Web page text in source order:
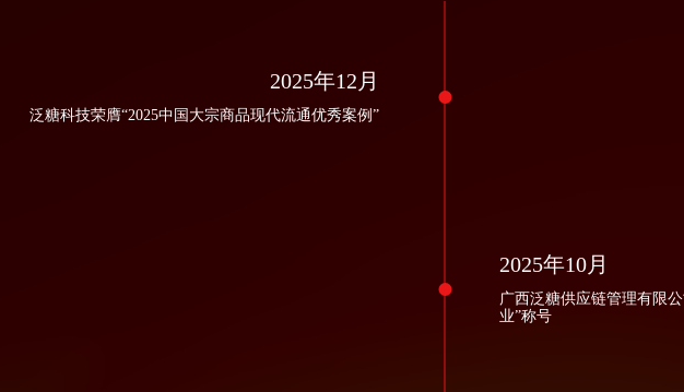
2025年12月
泛糖科技荣膺“2025中国大宗商品现代流通优秀案例”
2025年10月
广西泛糖供应链管理有限
业”称号